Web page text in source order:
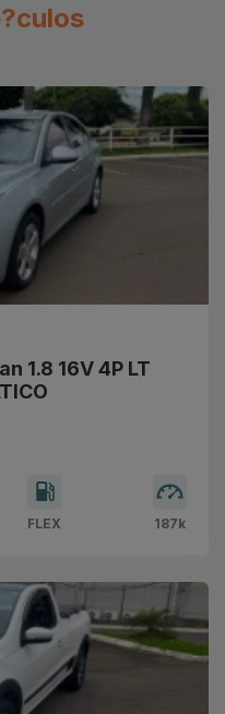
1.8 16V 4P LT
FLEX 187k